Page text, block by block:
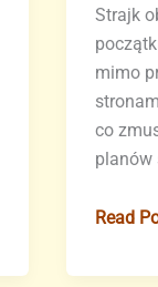
Strajk
mimo
co
planów
Strajk
Read